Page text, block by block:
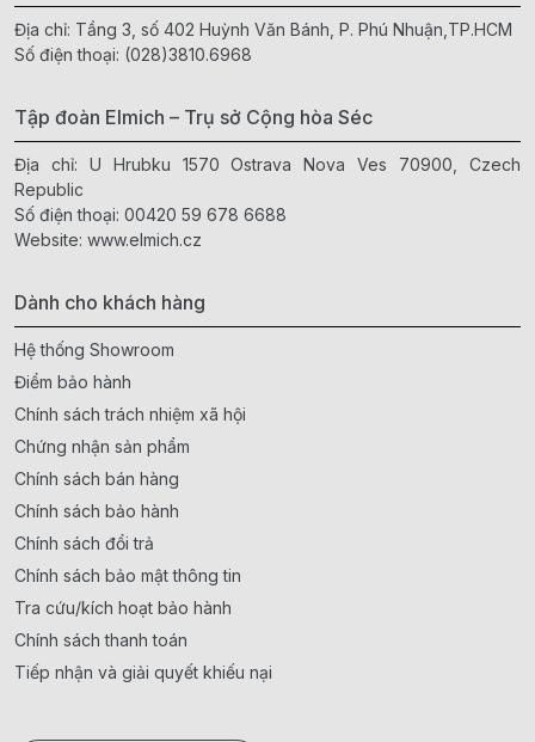
Địa chỉ: Tầng 3, số 402 Huỳnh Văn Bánh, P. Phú Nhuận,TP.HCM
Số điện thoại: (028)3810.6968
Tập đoàn Elmich – Trụ sở Cộng hòa Séc
Địa chỉ: U Hrubku 1570 Ostrava Nova Ves 70900, Czech
Republic
Số điện thoại: 00420 59 678 6688
Website: www.elmich.cz
Dành cho khách hàng
Hệ thống Showroom
Điểm bảo hành
Chính sách trách nhiệm xã hội
Chứng nhận sản phẩm
Chính sách bán hàng
Chính sách bảo hành
Chính sách đổi trả
Chính sách bảo mật thông tin
Tra cứu/kích hoạt bảo hành
Chính sách thanh toán
Tiếp nhận và giải quyết khiếu nại